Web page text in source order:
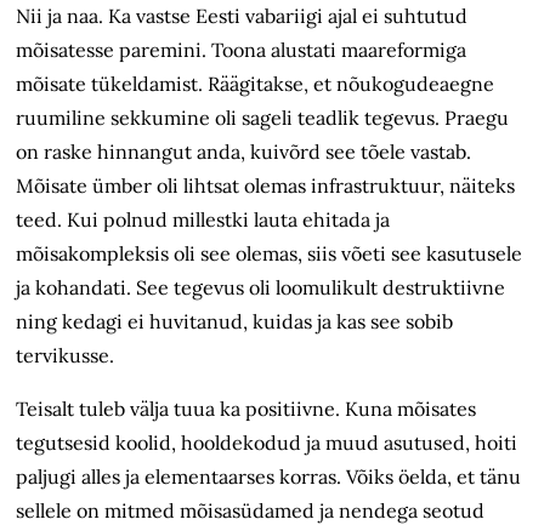
Nii ja naa. Ka vastse Eesti vabariigi ajal ei suhtutud
mõisatesse paremini. Toona alustati maareformiga
mõisate tükeldamist. Räägitakse, et nõukogudeaegne
ruumiline sekkumine oli sageli teadlik tegevus. Praegu
on raske hinnangut anda, kuivõrd see tõele vastab.
Mõisate ümber oli lihtsat olemas infrastruktuur, näiteks
teed. Kui polnud millestki lauta ehitada ja
mõisakompleksis oli see olemas, siis võeti see kasutusele
ja kohandati. See tegevus oli loomulikult destruktiivne
ning kedagi ei huvitanud, kuidas ja kas see sobib
tervikusse.
Teisalt tuleb välja tuua ka positiivne. Kuna mõisates
tegutsesid koolid, hooldekodud ja muud asutused, hoiti
paljugi alles ja elementaarses korras. Võiks öelda, et tänu
sellele on mitmed mõisasüdamed ja nendega seotud